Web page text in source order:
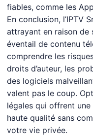
fiables, comme les
En conclusion, l’IPTV
attrayant en raison de
éventail de contenu
comprendre les
droits d’auteur, les
des logiciels
valent pas le coup.
légales qui offrent
haute qualité sans
votre vie privée.